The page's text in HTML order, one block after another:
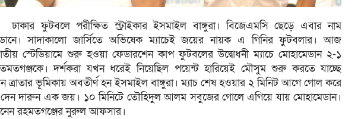
ফুটবলে পরীক্ষিত স্ট্রাইকার ইসমাইল বাঙ্গুরা। বিজেএমসি ছেড়ে এবার নাম
সাদাকালো জার্সিতে অভিষেক ম্যাচেই জয়ের নায়ক এ গিনির ফুটবলার। আজ
স্টেডিয়ামে শুরু হওয়া ফেডারশেন কাপ ফুটবলের উদ্বোধনী ম্যাচে মোহামেডান ২-১
দর্শকরা যখন ধরেই নিয়েছিল পয়েন্ট হারিয়েই মৌসুম শুরু করতে যাচ্ছে
ত্রাতার ভূমিকায় অবতীর্ণ হন ইসমাইল বাঙ্গুরা। ম্যাচ শেষ হওয়ার ২ মিনিট আগে গোল করে
দেন দারুন এক জয়। ১০ মিনিটে তৌহিদুল আলম সবুজের গোলে এগিয়ে যায় মোহামেডান।
রহমতগঞ্জের নুরুল আফসার।